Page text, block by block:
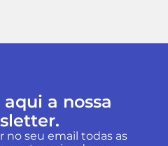
a nossa
no seu email todas as